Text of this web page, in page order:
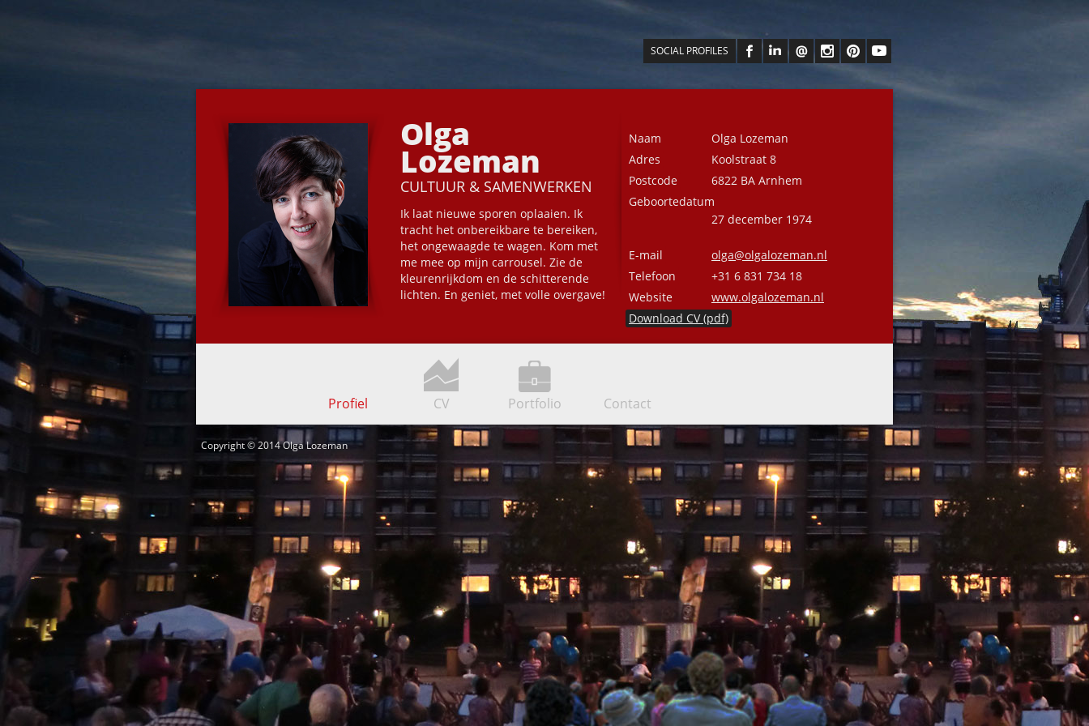
SOCIAL PROFILES
Olga
Lozeman
CULTUUR & SAMENWERKEN
Ik laat nieuwe sporen oplaaien. Ik
tracht het onbereikbare te bereiken,
het ongewaagde te wagen. Kom met
me mee op mijn carrousel. Zie de
kleurenrijkdom en de schitterende
lichten. En geniet, met volle overgave!
Naam
Olga Lozeman
Adres
Koolstraat 8
Postcode
6822 BA Arnhem
Geboortedatum
27 december 1974
E-mail
olga@olgalozeman.nl
Telefoon
+31 6 831 734 18
Website
www.olgalozeman.nl
Download CV (pdf)
Profiel CV Portfolio Contact
Copyright © 2014 Olga Lozeman